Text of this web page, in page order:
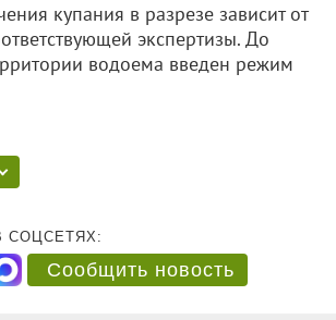
купания в разрезе зависит от
экспертизы. До
водоема введен режим
СОЦСЕТЯХ:
Сообщить новость